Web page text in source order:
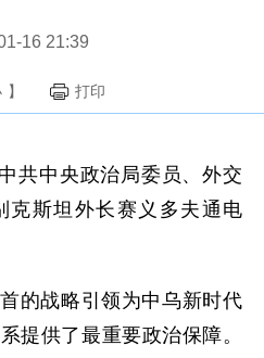
16 21:39
】 打印
共中央政治局委员、外交
克斯坦外长赛义多夫通电
的战略引领为中乌新时代
提供了最重要政治保障。